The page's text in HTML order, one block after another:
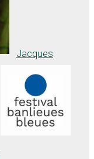
Jacques